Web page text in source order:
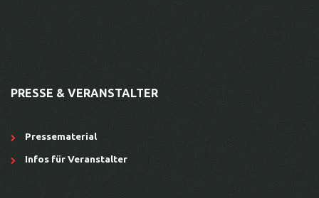
PRESSE & VERANSTALTER
Pressematerial
Infos für Veranstalter